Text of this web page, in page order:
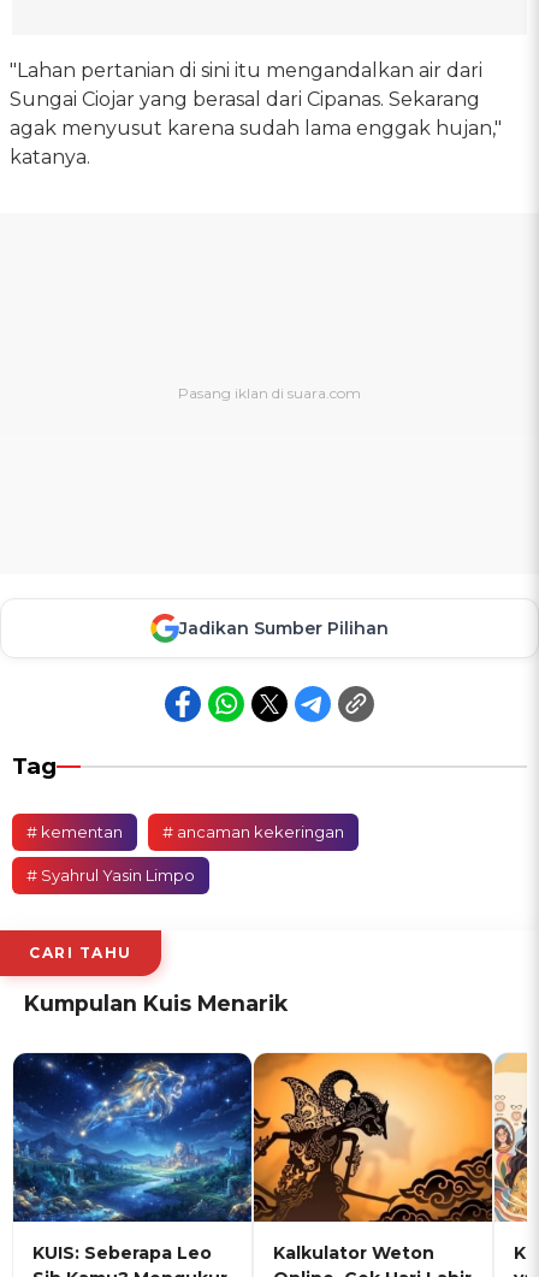
"Lahan pertanian di sini itu mengandalkan air dari
Sungai Ciojar yang berasal dari Cipanas. Sekarang
agak menyusut karena sudah lama enggak hujan,"
katanya.
Jadikan Sumber Pilihan
Tag
# kementan # ancaman kekeringan
# Syahrul Yasin Limpo
CARI TAHU
Kumpulan Kuis Menarik
KUIS: Seberapa Leo
Kalkulator Weton